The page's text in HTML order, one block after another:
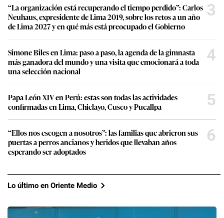
“La organización está recuperando el tiempo perdido”: Carlos
Neuhaus, expresidente de Lima 2019, sobre los retos a un año
de Lima 2027 y en qué más está preocupado el Gobierno
3
Simone Biles en Lima: paso a paso, la agenda de la gimnasta
más ganadora del mundo y una visita que emocionará a toda
una selección nacional
4
Papa León XIV en Perú: estas son todas las actividades
confirmadas en Lima, Chiclayo, Cusco y Pucallpa
5
“Ellos nos escogen a nosotros”: las familias que abrieron sus
puertas a perros ancianos y heridos que llevaban años
esperando ser adoptados
6
Lo último en Oriente Medio